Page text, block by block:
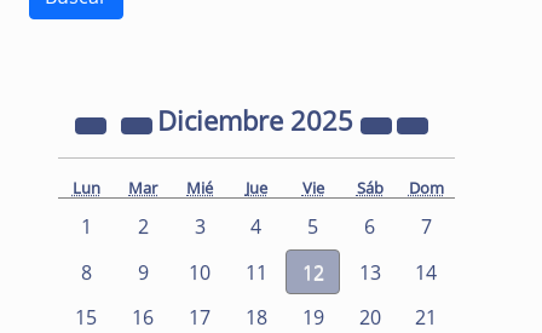
Diciembre 2025
Lun Mar Mié Jue Vie Sáb Dom
1 2 3 4 5 6
7
8
9 10 11 12 13
14
15
16 17 18 19 20
21